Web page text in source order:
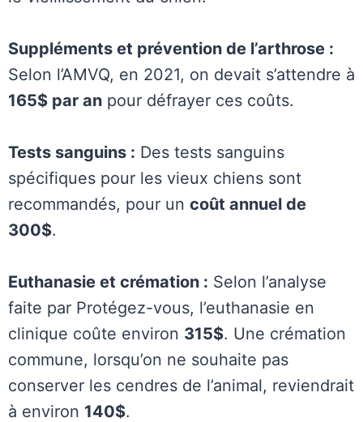
Suppléments et prévention de l’arthrose :
Selon l’AMVQ, en 2021, on devait s’attendre à
165$ par an pour défrayer ces coûts.
Tests sanguins : Des tests sanguins
spécifiques pour les vieux chiens sont
recommandés, pour un coût annuel de
300$.
Euthanasie et crémation : Selon l’analyse
faite par Protégez-vous, l’euthanasie en
clinique coûte environ 315$. Une crémation
commune, lorsqu’on ne souhaite pas
conserver les cendres de l’animal, reviendrait
à environ 140$.